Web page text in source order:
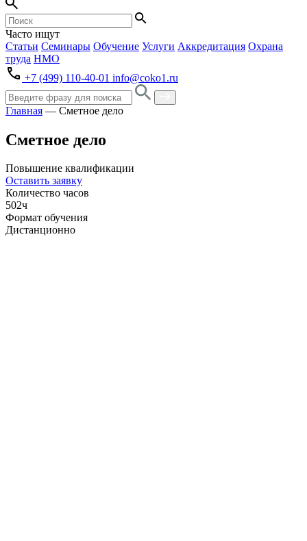
Часто ищут
Статьи Семинары Обучение Услуги Аккредитация Охрана
труда НМО
+7 (499) 110-40-01 info@coko1.ru
Главная — Сметное дело
Сметное дело
Повышение квалификации
Оставить заявку
Количество часов
502ч
Формат обучения
Дистанционно